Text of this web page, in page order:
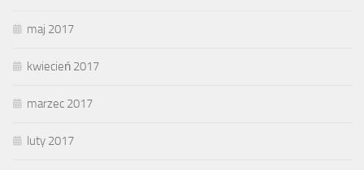
maj 2017
kwiecień 2017
marzec 2017
luty 2017